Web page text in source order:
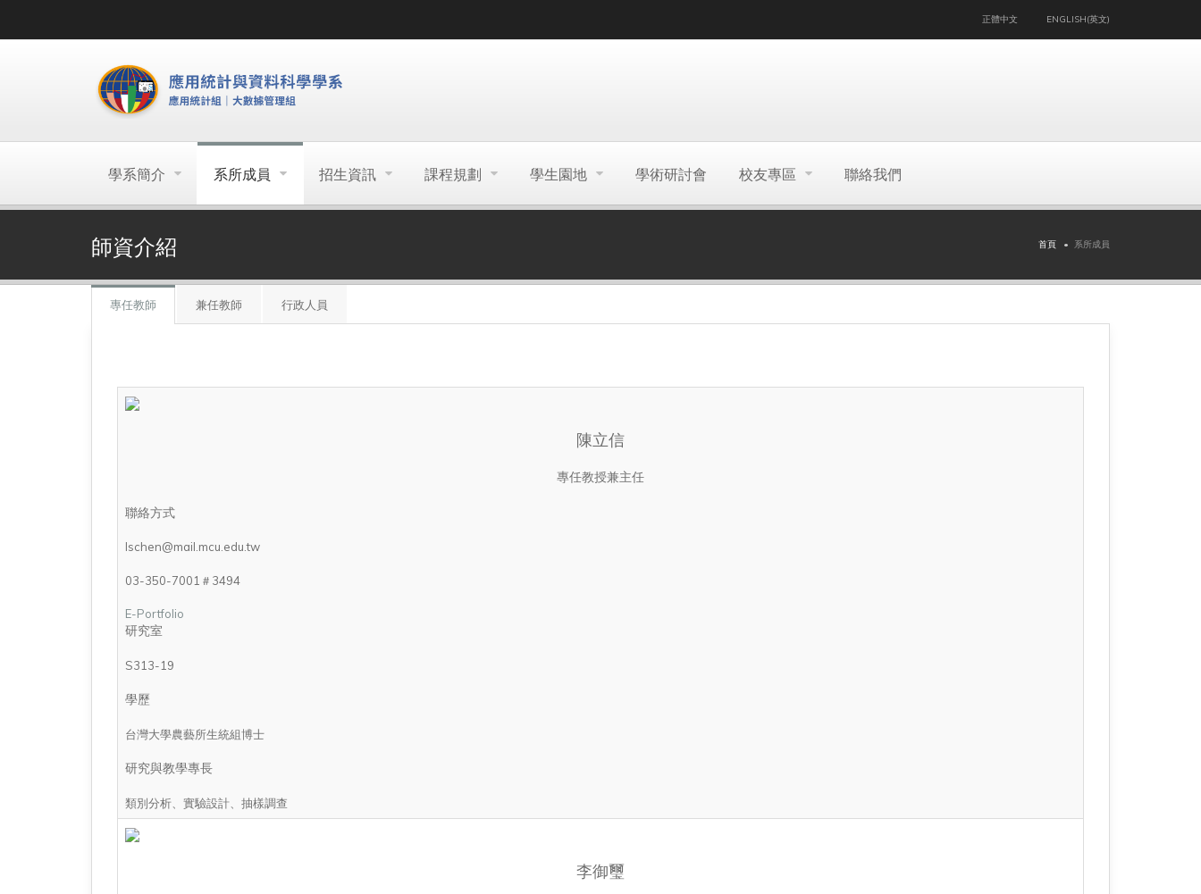
正體中文 ENGLISH(英文)
學系簡介 系所成員 招生資訊 課程規劃 學生園地 學術研討會 校友專區 聯絡我們
師資介紹 首頁 系所成員
專任教師 兼任教師 行政人員
陳立信
專任教授兼主任
聯絡方式
lschen@mail.mcu.edu.tw
03-350-7001＃3494
E-Portfolio
研究室
S313-19
學歷
台灣大學農藝所生統組博士
研究與教學專長
類別分析、實驗設計、抽樣調查
李御璽